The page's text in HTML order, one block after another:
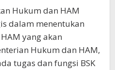
Hukum dan HAM
dalam menentukan
yang akan
Hukum dan HAM,
tugas dan fungsi BSK